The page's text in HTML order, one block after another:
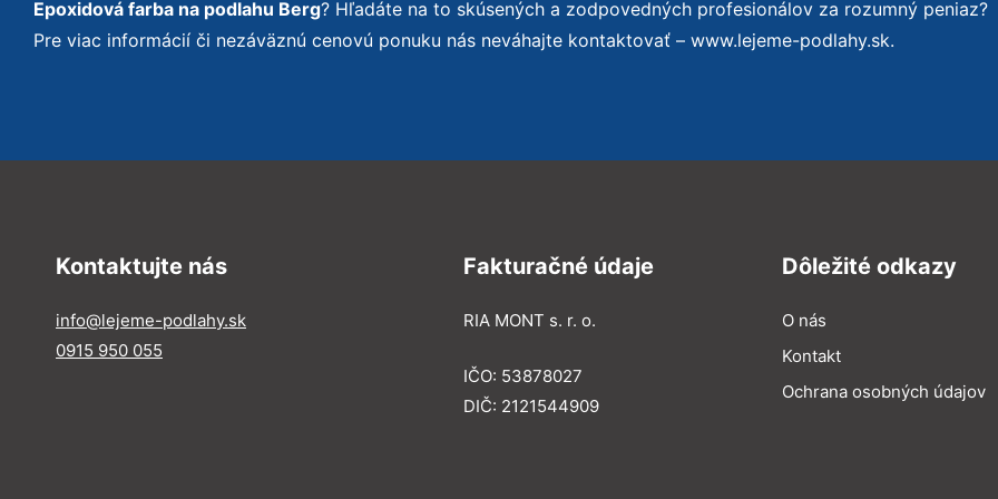
Epoxidová farba na podlahu Berg? Hľadáte na to skúsených a zodpovedných profesionálov za rozumný peniaz?
Pre viac informácií či nezáväznú cenovú ponuku nás neváhajte kontaktovať – www.lejeme-podlahy.sk.
Kontaktujte nás
info@lejeme-podlahy.sk
0915 950 055
Fakturačné údaje
RIA MONT s. r. o.
IČO: 53878027
DIČ: 2121544909
Dôležité odkazy
O nás
Kontakt
Ochrana osobných údajov